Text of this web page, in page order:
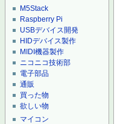
M5Stack
Raspberry Pi
USBデバイス開発
HIDデバイス製作
MIDI機器製作
ニコニコ技術部
電子部品
通販
買った物
欲しい物
マイコン